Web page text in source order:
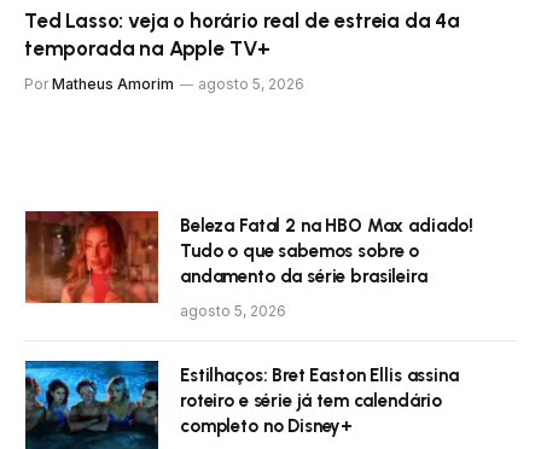
Ted Lasso: veja o horário real de estreia da 4ª
temporada na Apple TV+
Por Matheus Amorim agosto 5, 2026
Beleza Fatal 2 na HBO Max adiado!
Tudo o que sabemos sobre o
andamento da série brasileira
agosto 5, 2026
Estilhaços: Bret Easton Ellis assina
roteiro e série já tem calendário
completo no Disney+